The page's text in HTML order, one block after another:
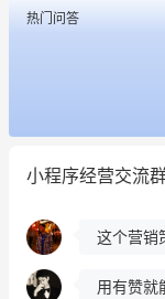
热门问答
小程序经营交流
冰墩墩货
这个营销
用有赞就
餐饮也得